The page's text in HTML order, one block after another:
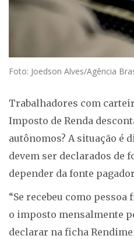
Foto: Joedson Alves/Agência
Trabalhadores com
Imposto de Renda
autônomos? A situação é
devem ser declarados de
depender da fonte
“Se recebeu como
o imposto mensalmente
declarar na ficha